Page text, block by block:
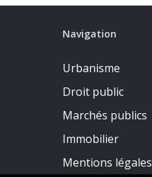
Navigation
Urbanisme
Droit public
Marchés publics
Immobilier
Mentions légales